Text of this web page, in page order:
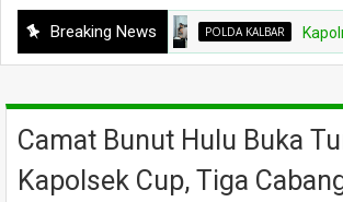
Breaking NewsPOLDA KALBAR Kapolres
Camat Bunut Hulu Buka
Kapolsek Cup, Tiga